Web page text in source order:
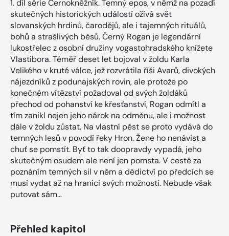
1. díl série Černokněžník. Temný epos, v němž na pozadí
skutečných historických událostí ožívá svět
slovanských hrdinů, čarodějů, ale i tajemných rituálů,
bohů a strašlivých běsů. Černý Rogan je legendární
lukostřelec z osobní družiny vogastohradského knížete
Vlastibora. Téměř deset let bojoval v žoldu Karla
Velikého v kruté válce, jež rozvrátila říši Avarů, divokých
nájezdníků z podunajských rovin, ale protože po
konečném vítězství požadoval od svých žoldáků
přechod od pohanství ke křesťanství, Rogan odmítl a
tím zanikl nejen jeho nárok na odměnu, ale i možnost
dále v žoldu zůstat. Na vlastní pěst se proto vydává do
temných lesů v povodí řeky Hron. Žene ho nenávist a
chuť se pomstít. Byť to tak doopravdy vypadá, jeho
skutečným osudem ale není jen pomsta. V cestě za
poznáním temných sil v něm a dědictví po předcích se
musí vydat až na hranici svých možností. Nebude však
putovat sám…
Přehled kapitol